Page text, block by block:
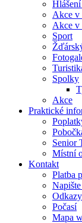
Akce v
Akce v
Sport
Spolky
Akce
Praktické
Senior
Místní
Kontakt
Platba
Odkazy
Počasí
Mapa